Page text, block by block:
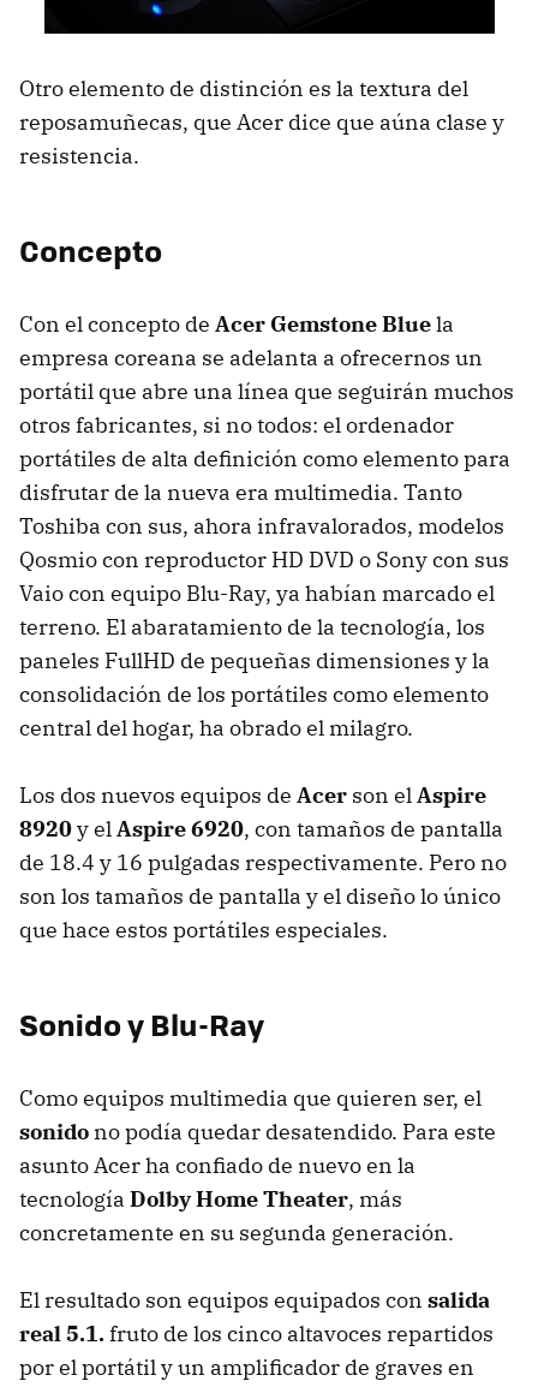
Otro elemento de distinción es la textura del
reposamuñecas, que Acer dice que aúna clase y
resistencia.
Concepto
Con el concepto de Acer Gemstone Bluela
empresa coreana se adelanta a ofrecernos un
portátil que abre una línea que seguirán muchos
otros fabricantes, si no todos: el ordenador
portátiles de alta definición como elemento para
disfrutar de la nueva era multimedia. Tanto
Toshiba con sus, ahora infravalorados, modelos
Qosmio con reproductor HD DVD o Sony con sus
Vaio con equipo Blu-Ray, ya habían marcado el
terreno. El abaratamiento de la tecnología, los
paneles FullHD de pequeñas dimensiones y la
consolidación de los portátiles como elemento
central del hogar, ha obrado el milagro.
Los dos nuevos equipos de Acer son elAspire
8920y elAspire 6920, con tamaños de pantalla
de 18.4 y 16 pulgadas respectivamente. Pero no
son los tamaños de pantalla y el diseño lo único
que hace estos portátiles especiales.
Sonido y Blu-Ray
Como equipos multimedia que quieren ser, el
sonido no podía quedar desatendido. Para este
asunto Acer ha confiado de nuevo en la
tecnología Dolby Home Theater, más
concretamente en su segunda generación.
El resultado son equipos equipados con salida
real 5.1.fruto de los cinco altavoces repartidos
por el portátil y un amplificador de graves en